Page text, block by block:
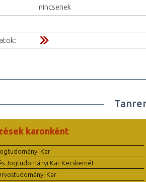
nincsenek
karonként
Kar
Jogtudományi Kar Kecskemét
Kar